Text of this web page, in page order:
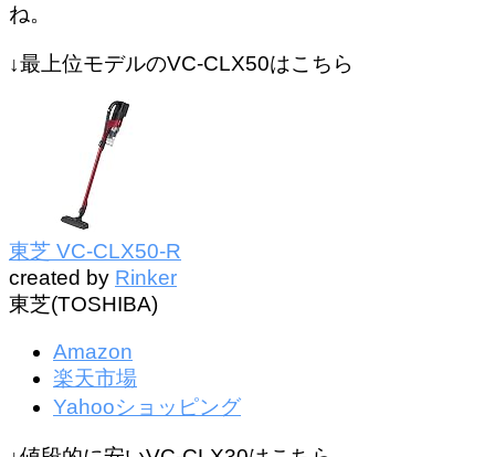
ね。
↓最上位モデルのVC-CLX50はこちら
東芝 VC-CLX50-R
created by Rinker
東芝(TOSHIBA)
Amazon
楽天市場
Yahooショッピング